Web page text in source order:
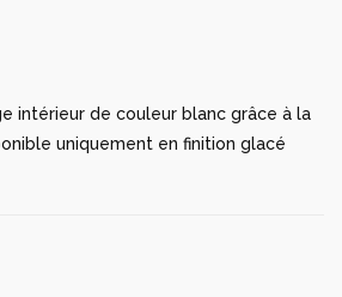
intérieur de couleur blanc grâce à la
uniquement en finition glacé